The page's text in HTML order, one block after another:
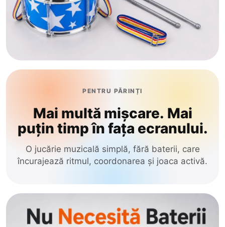
PENTRU PĂRINȚI
Mai multă mișcare. Mai
puțin timp în fața ecranului.
O jucărie muzicală simplă, fără baterii, care
încurajează ritmul, coordonarea și joaca activă.